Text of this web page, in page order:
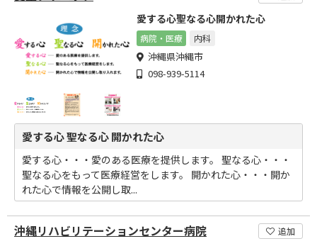
愛する心聖なる心開かれた心
病院・医療 内科
沖縄県沖縄市
098-939-5114
愛する心 聖なる心 開かれた心
愛する心・・・愛のある医療を提供します。 聖なる心・・・
聖なる心をもって医療経営をします。 開かれた心・・・開か
れた心で情報を公開し取...
沖縄リハビリテーションセンター病院 追加